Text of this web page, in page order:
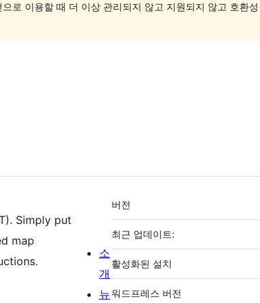
로 이용할 때 더 이상 관리되지 않고 지원되지 않고 호환
Simply put
map
기
초
버전
최근 업데이트:
활성화된 설치
워드프레스 버전
소
개
뉴